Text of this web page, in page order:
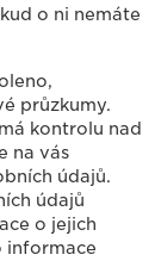
o ni nemáte
průzkumy.
kontrolu nad
na vás
údajů.
údajů
o jejich
informace